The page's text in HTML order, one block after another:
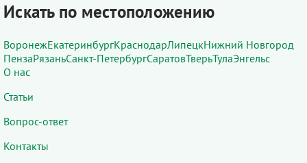
Искать по местоположению
ВоронежЕкатеринбургКраснодарЛипецкНижний Новгород
ПензаРязаньСанкт-ПетербургСаратовТверьТулаЭнгельс
О нас
Статьи
Вопрос-ответ
Контакты